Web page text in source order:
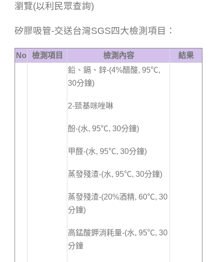
瀏覽(以利民眾查詢)
矽膠吸管-交送台灣SGS四大檢測項目：
No 檢測項目 檢測內容
結果
鉛、鎘、鋅-(4%醋酸, 95℃,
30分鐘)
2-巰基咪唑啉
酚-(水, 95℃, 30分鐘)
甲醛-(水, 95℃, 30分鐘)
蒸發殘渣-(水, 95℃, 30分鐘)
蒸發殘渣-(20%酒精, 60℃, 30
分鐘)
高錳酸鉀消耗量-(水, 95℃, 30
分鐘